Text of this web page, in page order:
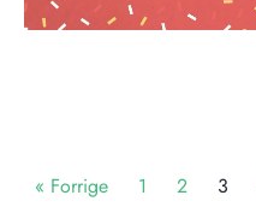
« Forrige 1 2 3